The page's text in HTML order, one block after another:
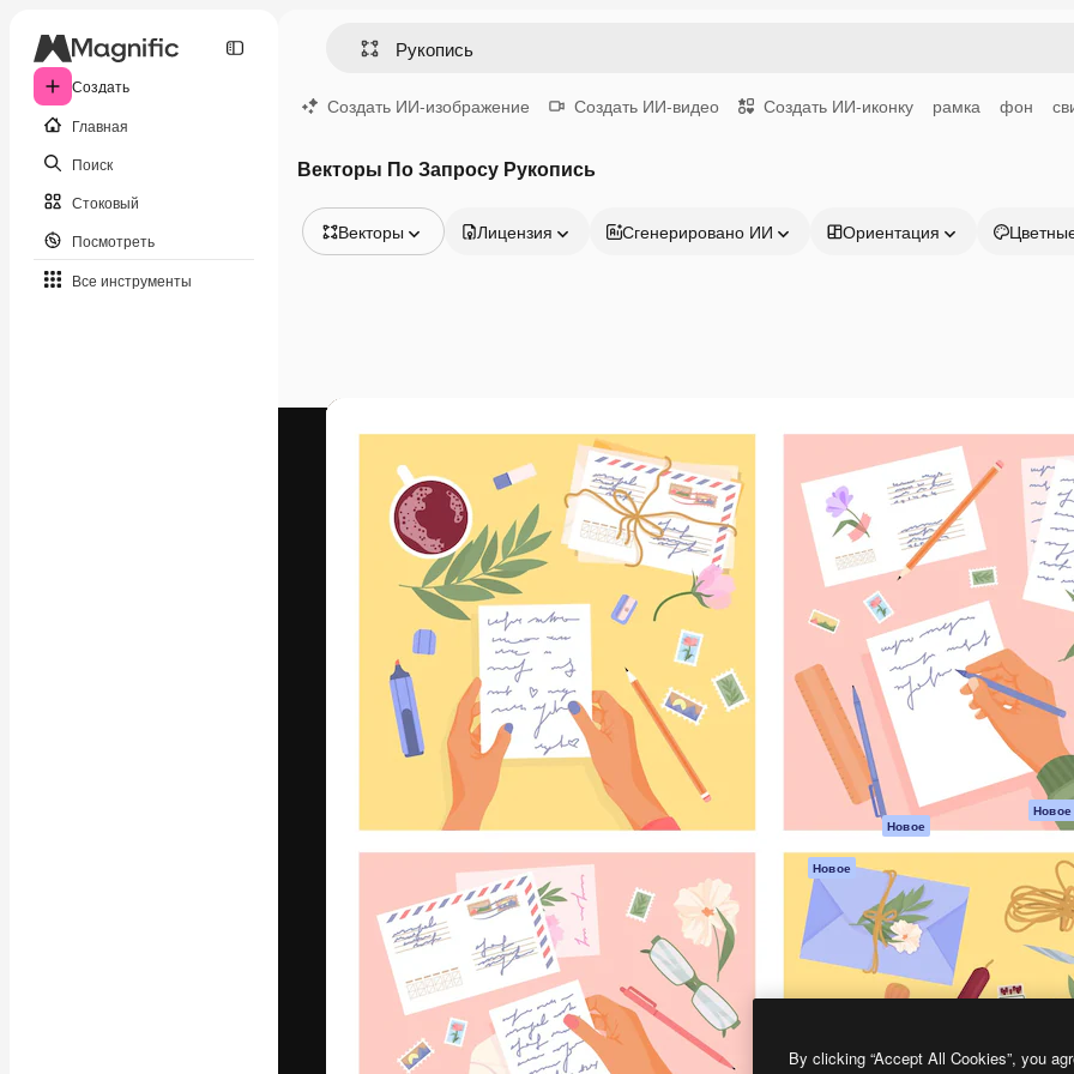
Создать
Главная
Поиск
Стоковый
Посмотреть
Все инструменты
Создать ИИ-изображение Создать ИИ-видео Создать ИИ-иконку рамка фон
Векторы По Запросу Рукопись
Векторы
Видео
Видеошаблоны
3D-модели
Лицензия Сгенерировано ИИ Ориентация
Креативная платформа для создания
ваших лучших работ. Более 1 миллиона
подписчиков среди креаторов,
предприятий, агентств и студий.
Pусский
Продукция
ИИ-помощник
Генератор
изображений ИИ
Генератор видео
Генератор голоса
на основе ИИ
Стоковый контент
Claude/ChatGPT
Новое
Новое
Мобильное
приложение
Все инструменты
Magnific
Начать
Academy
Документация
Пакету ИИ
Служба
поддержки
Условия и
положения
Политика
Новое
Центр доверия
Партнеры
Предприятие
By clicking “Accept All Cookies”, you